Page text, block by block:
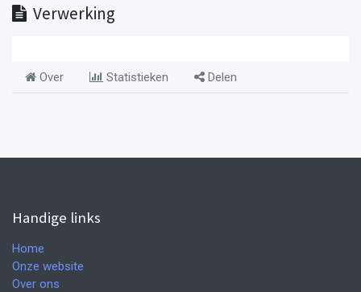
Verwerking
Over Statistieken Delen
Handige links
Home
Onze website
Over ons